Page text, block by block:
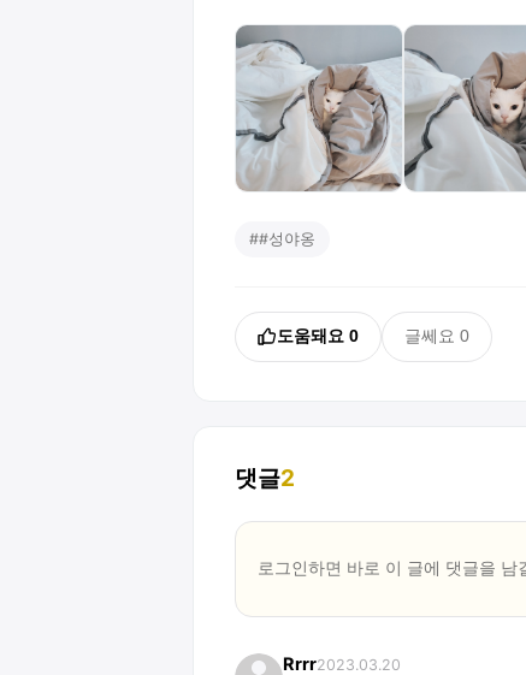
##성야옹
도움돼요 0 글쎄요 0
댓글2
로그인하면 바로 이 글에 댓글을 남
Rrrr2023.03.20